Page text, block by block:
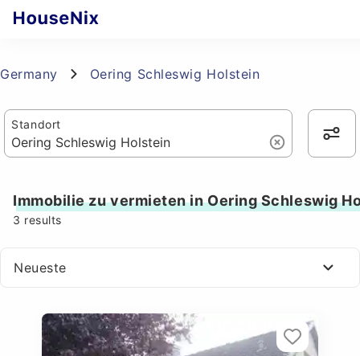
Germany Oering Schleswig Holstein
Standort
Immobilie zu vermieten in Oering Schleswig
3 results
Neueste